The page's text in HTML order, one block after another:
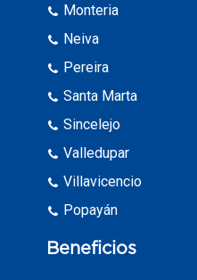
Monteria
Neiva
Pereira
Santa Marta
Sincelejo
Valledupar
Villavicencio
Popayán
Beneficios